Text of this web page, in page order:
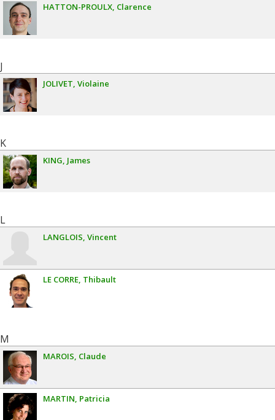
HATTON-PROULX Clarence
J
JOLIVET Violaine
K
KING James
L
LANGLOIS Vincent
LE CORRE Thibault
M
MAROIS Claude
MARTIN Patricia